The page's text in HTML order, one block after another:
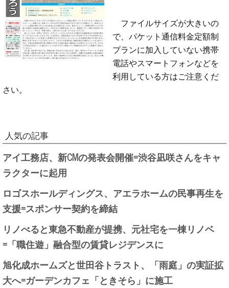
ファイルサイズが大きいの
で、パケット通信料金定額制
プランに加入していない携帯
電話やスマートフォンなどを
利用している方はご注意くだ
さい。
人気の記事
アイ工務店、新CMの発表会開催=渋谷凪咲さんをキャ
ラクターに起用
ロゴスホールディングス、アエラホームの民事再生を
支援=スポンサー契約を締結
リノべると東急不動産が提携、元社宅を一棟リノベ
=「職住遊」融合型の賃貸レジデンスに
旭化成ホームズと世田谷トラスト、「雨庭」の実証拡
大へ=ガーデンカフェ「ときそら」に施工